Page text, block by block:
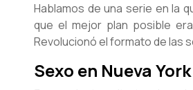
Hablamos de una serie en la
que el mejor plan posible
Revolucionó el formato de las
Sexo en Nueva York